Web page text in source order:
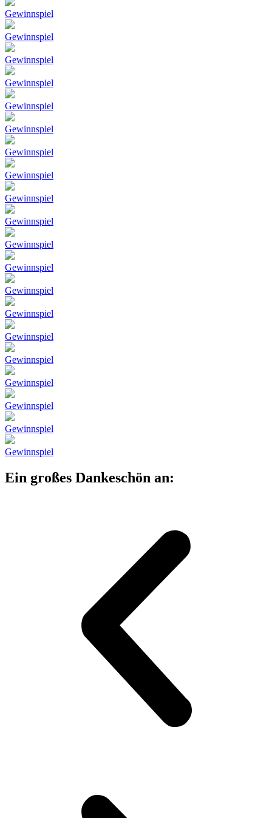
Gewinnspiel
Gewinnspiel
Gewinnspiel
Gewinnspiel
Gewinnspiel
Gewinnspiel
Gewinnspiel
Gewinnspiel
Gewinnspiel
Gewinnspiel
Gewinnspiel
Gewinnspiel
Gewinnspiel
Gewinnspiel
Gewinnspiel
Gewinnspiel
Gewinnspiel
Gewinnspiel
Gewinnspiel
Gewinnspiel
Ein großes Dankeschön an: